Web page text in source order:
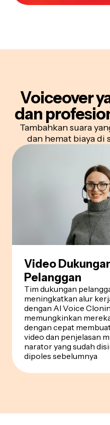
Voiceover
dan
Tambahkan suara
dan hemat biaya di
Video
Pelanggan
Tim dukungan
meningkatkan alur
dengan AI Voice
memungkinkan
dengan cepat
video dan penjelasan
narator yang sudah
dipoles sebelumnya